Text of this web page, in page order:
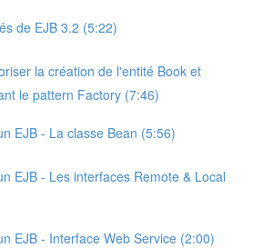
de EJB 3.2 (5:22)
la création de l'entité Book et
le pattern Factory (7:46)
EJB - La classe Bean (5:56)
EJB - Les interfaces Remote & Local
EJB - Interface Web Service (2:00)